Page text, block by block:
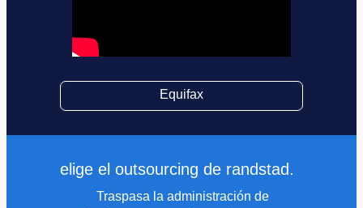
Equifax
elige el outsourcing de randstad.
Traspasa la administración de